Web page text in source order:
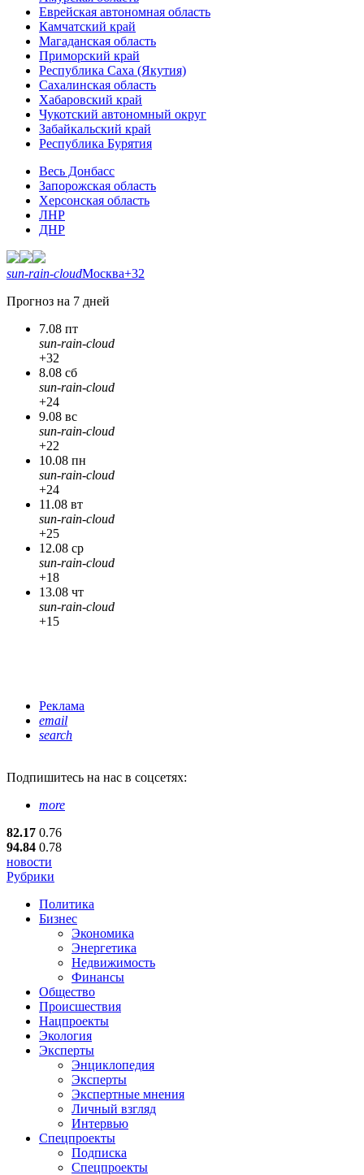
Еврейская автономная область
Камчатский край
Магаданская область
Приморский край
Республика Саха (Якутия)
Сахалинская область
Хабаровский край
Чукотский автономный округ
Забайкальский край
Республика Бурятия
Весь Донбасс
Запорожская область
Херсонская область
ЛНР
ДНР
sun-rain-cloudМосква+32
Прогноз на 7 дней
7.08 пт
sun-rain-cloud
+32
8.08 сб
sun-rain-cloud
+24
9.08 вс
sun-rain-cloud
+22
10.08 пн
sun-rain-cloud
+24
11.08 вт
sun-rain-cloud
+25
12.08 ср
sun-rain-cloud
+18
13.08 чт
sun-rain-cloud
+15
Реклама
email
search
Подпишитесь на нас в соцсетях:
more
82.17 0.76
94.84 0.78
новости
Рубрики
Политика
Бизнес
Экономика
Энергетика
Недвижимость
Финансы
Общество
Происшествия
Нацпроекты
Экология
Эксперты
Энциклопедия
Эксперты
Экспертные мнения
Личный взгляд
Интервью
Спецпроекты
Подписка
Спецпроекты